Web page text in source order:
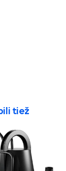
tiež